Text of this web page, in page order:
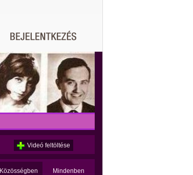
Videó feltöltése
Közösségben Mindenben